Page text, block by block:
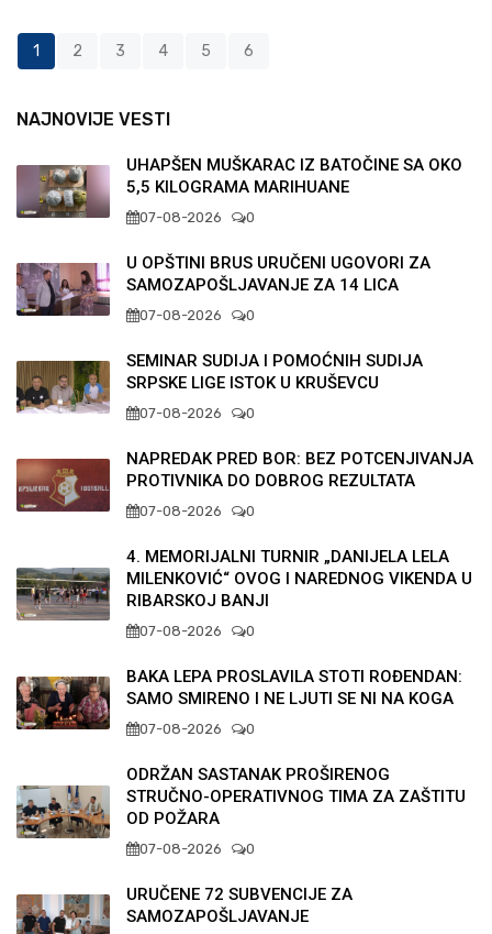
1 2 3 4 5 6
NAJNOVIJE VESTI
UHAPŠEN MUŠKARAC IZ BATOČINE SA OKO
5,5 KILOGRAMA MARIHUANE
07-08-2026 0
U OPŠTINI BRUS URUČENI UGOVORI ZA
SAMOZAPOŠLJAVANJE ZA 14 LICA
07-08-2026 0
SEMINAR SUDIJA I POMOĆNIH SUDIJA
SRPSKE LIGE ISTOK U KRUŠEVCU
07-08-2026 0
NAPREDAK PRED BOR: BEZ POTCENJIVANJA
PROTIVNIKA DO DOBROG REZULTATA
07-08-2026 0
4. MEMORIJALNI TURNIR „DANIJELA LELA
MILENKOVIĆ“ OVOG I NAREDNOG VIKENDA U
RIBARSKOJ BANJI
07-08-2026 0
BAKA LEPA PROSLAVILA STOTI ROĐENDAN:
SAMO SMIRENO I NE LJUTI SE NI NA KOGA
07-08-2026 0
ODRŽAN SASTANAK PROŠIRENOG
STRUČNO-OPERATIVNOG TIMA ZA ZAŠTITU
OD POŽARA
07-08-2026 0
URUČENE 72 SUBVENCIJE ZA
SAMOZAPOŠLJAVANJE